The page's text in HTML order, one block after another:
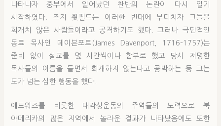
나타나자 중부에서 일어났던 찬반의 논란이 다시 일기
시작하였다. 조지 휫필드는 이러한 반대에 부디치자 그들을
회개치 않은 사람들이라고 공격하기도 했다. 그러나 극단적인
동료 목사인 데이븐포트(James Davenport, 1716–1757)는
준비 없이 설교를 몇 시간씩이나 함부로 했고 당시 저명한
목사들의 이름을 들면서 회개하지 않는다고 공박하는 등 그는
도가 넘는 심한 행동을 했다.
에드워즈를 비롯한 대각성운동의 주역들의 노력으로 북
아메리카의 많은 지역에서 놀라운 결과가 나타났음에도 또한